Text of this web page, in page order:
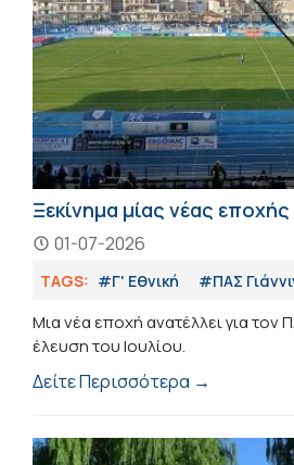
Ξεκίνημα μίας νέας εποχής
01-07-2026
TAGS: #Γ' Εθνική #ΠΑΣ
Μια νέα εποχή ανατέλλει για τον
έλευση του Ιουλίου.
Δείτε Περισσότερα →